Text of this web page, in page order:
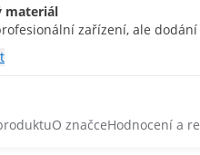
materiál
zařízení, ale
O značceHodnocení a